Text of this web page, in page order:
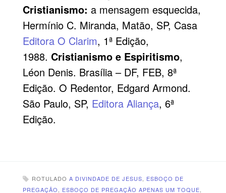
Cristianismo: a mensagem esquecida,
Hermínio C. Miranda, Matão, SP, Casa
Editora O Clarim, 1ª Edição,
1988. Cristianismo e Espiritismo,
Léon Denis. Brasília – DF, FEB, 8ª
Edição. O Redentor, Edgard Armond.
São Paulo, SP, Editora Aliança, 6ª
Edição.
ROTULADO A DIVINDADE DE JESUS
ESBOÇO DE
PREGAÇÃO
ESBOÇO DE PREGAÇÃO APENAS UM TOQUE